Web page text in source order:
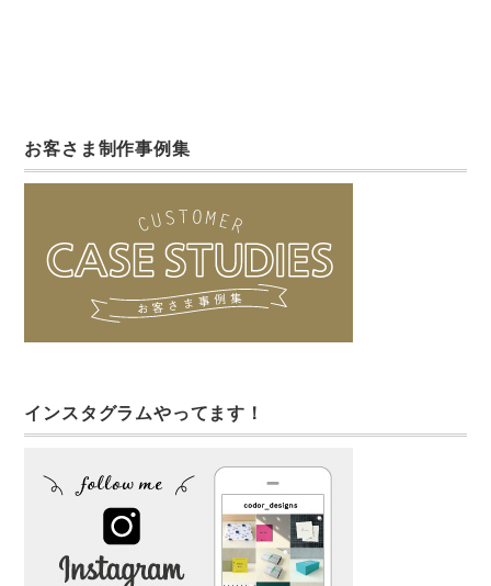
お客さま制作事例集
インスタグラムやってます！